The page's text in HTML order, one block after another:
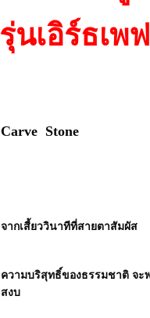
รุ่นเอิร์ธเ
Carve Stone
จากเสี้ยววินาทีที่สายตาสัมผัส
ความบริสุทธิ์ของธรรมชาติ จะ
สงบ